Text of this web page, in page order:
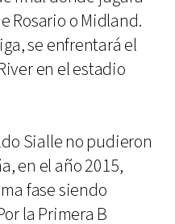
Rosario o Midland.
se enfrentará el
en el estadio
Sialle no pudieron
en el año 2015,
fase siendo
la Primera B